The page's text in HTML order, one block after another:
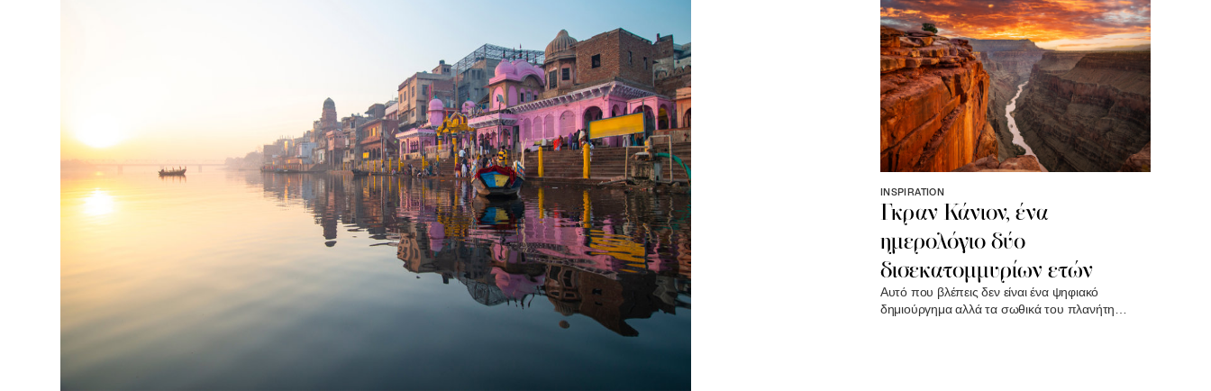
έχει τη λάμψη που βλέπουμε στις οθόνες. Είναι
απόκοσμο και πέφτει πάνω σου με απίστευτη
ένταση..
INSPIRATION
Γκραν Κάνιον, ένα
ημερολόγιο δύο
δισεκατομμυρίων ετών
Aυτό που βλέπεις δεν είναι ένα ψηφιακό
δημιούργημα αλλά τα σωθικά του πλανήτη